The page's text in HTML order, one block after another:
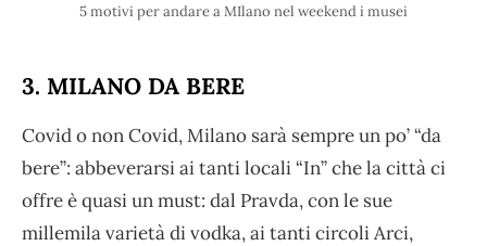
5 motivi per andare a MIlano nel weekend i musei
3. MILANO DA BERE
Covid o non Covid, Milano sarà sempre un po’ “da
bere”: abbeverarsi ai tanti locali “In” che la città ci
offre è quasi un must: dal Pravda, con le sue
millemila varietà di vodka, ai tanti circoli Arci,